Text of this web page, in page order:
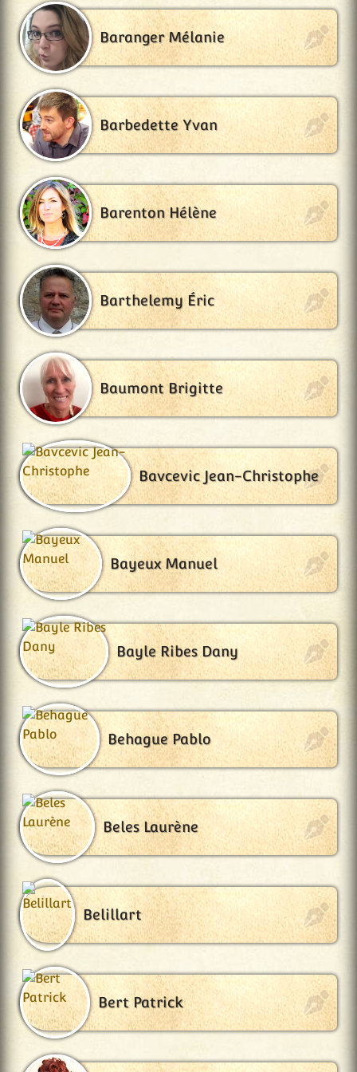
Baranger Mélanie
Barbedette Yvan
Barenton Hélène
Barthelemy Éric
Baumont Brigitte
Bavcevic Jean-Christophe
Bayeux Manuel
Bayle Ribes Dany
Behague Pablo
Beles Laurène
Belillart
Bert Patrick